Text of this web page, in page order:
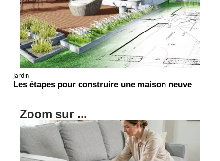
Jardin
Les étapes pour construire une maison neuve
Zoom sur ...